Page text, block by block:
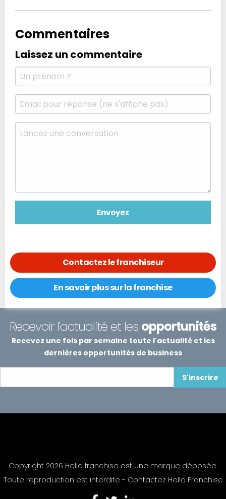
Commentaires
Laissez un commentaire
Contactez le franchiseur
En savoir plus sur la franchise
Recevoir l'actualité et les opportunités
Recevez une fois par semaine toute l'actualité et les
dernières opportunités de business
S'inscrire
Copyright 2026 Hello franchise est une marque déposée.
Toute reproduction est interdite - Contactez Hello Franchise